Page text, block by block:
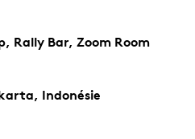
Rally Bar, Zoom Room
Indonésie